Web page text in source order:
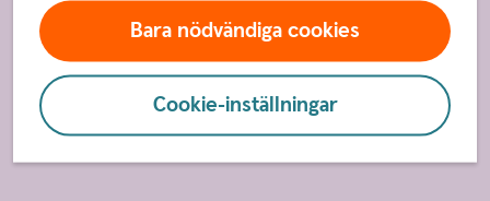
Bara nödvändiga cookies
Cookie-inställningar
Hållbarhet
Samhällsengagemang
Press
Vår ägare - Sparbanksstiftelsen